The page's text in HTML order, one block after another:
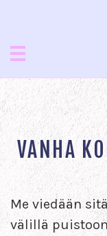
VANHA
Me viedään
välillä